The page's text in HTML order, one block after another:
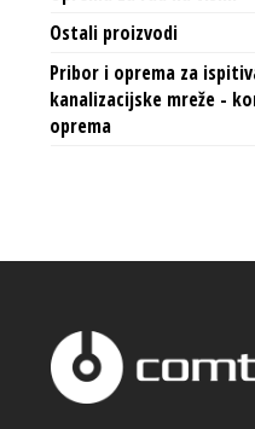
Ostali proizvodi
Pribor i oprema za
kanalizacijske mreže -
oprema